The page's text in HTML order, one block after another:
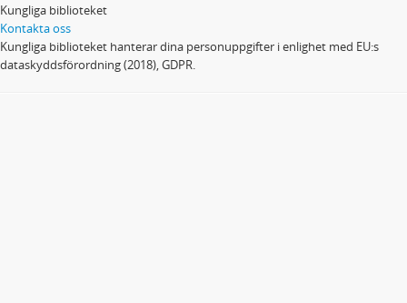
Kungliga biblioteket
Kontakta oss
Kungliga biblioteket hanterar dina personuppgifter i enlighet med EU:s
dataskyddsförordning (2018), GDPR.